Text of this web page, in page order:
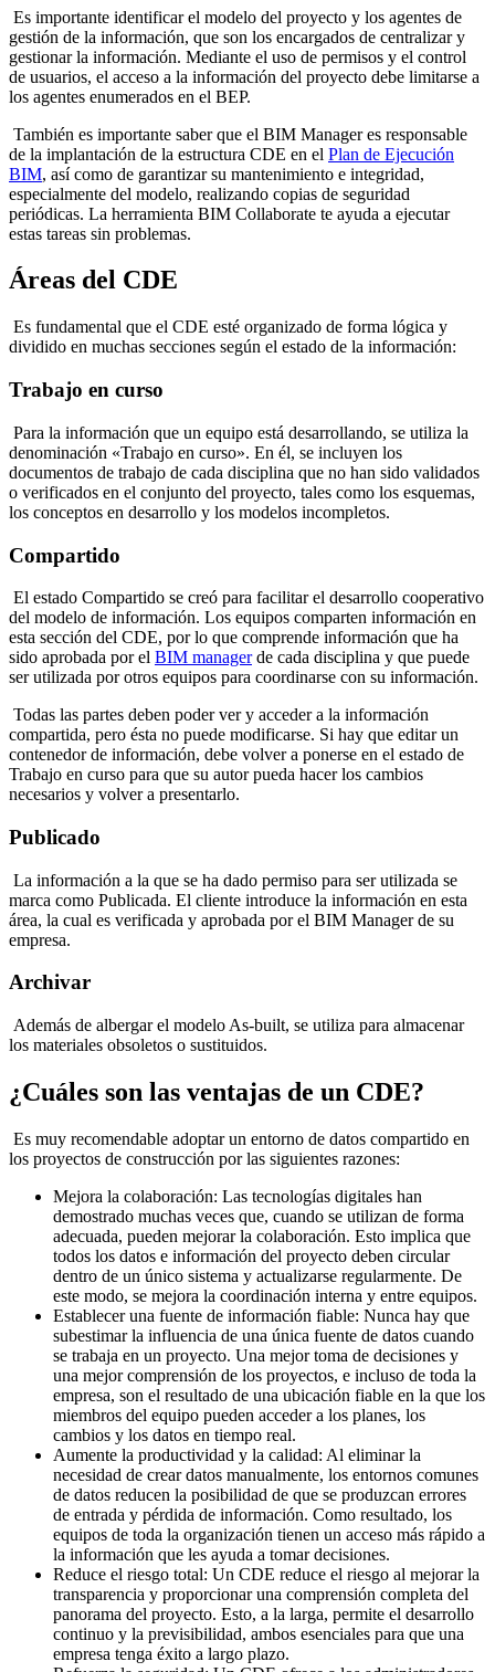
Es importante identificar el modelo del proyecto y los agentes de
gestión de la información, que son los encargados de centralizar y
gestionar la información. Mediante el uso de permisos y el control
de usuarios, el acceso a la información del proyecto debe limitarse a
los agentes enumerados en el BEP.
También es importante saber que el BIM Manager es responsable
de la implantación de la estructura CDE en el Plan de Ejecución
BIM, así como de garantizar su mantenimiento e integridad,
especialmente del modelo, realizando copias de seguridad
periódicas. La herramienta BIM Collaborate te ayuda a ejecutar
estas tareas sin problemas.
Áreas del CDE
Es fundamental que el CDE esté organizado de forma lógica y
dividido en muchas secciones según el estado de la información:
Trabajo en curso
Para la información que un equipo está desarrollando, se utiliza la
denominación «Trabajo en curso». En él, se incluyen los
documentos de trabajo de cada disciplina que no han sido validados
o verificados en el conjunto del proyecto, tales como los esquemas,
los conceptos en desarrollo y los modelos incompletos.
Compartido
El estado Compartido se creó para facilitar el desarrollo cooperativo
del modelo de información. Los equipos comparten información en
esta sección del CDE, por lo que comprende información que ha
sido aprobada por el BIM managerde cada disciplina y que puede
ser utilizada por otros equipos para coordinarse con su información.
Todas las partes deben poder ver y acceder a la información
compartida, pero ésta no puede modificarse. Si hay que editar un
contenedor de información, debe volver a ponerse en el estado de
Trabajo en curso para que su autor pueda hacer los cambios
necesarios y volver a presentarlo.
Publicado
La información a la que se ha dado permiso para ser utilizada se
marca como Publicada. El cliente introduce la información en esta
área, la cual es verificada y aprobada por el BIM Manager de su
empresa.
Archivar
Además de albergar el modelo As-built, se utiliza para almacenar
los materiales obsoletos o sustituidos.
¿Cuáles son las ventajas de un CDE?
Es muy recomendable adoptar un entorno de datos compartido en
los proyectos de construcción por las siguientes razones:
Mejora la colaboración: Las tecnologías digitales han
demostrado muchas veces que, cuando se utilizan de forma
adecuada, pueden mejorar la colaboración. Esto implica que
todos los datos e información del proyecto deben circular
dentro de un único sistema y actualizarse regularmente. De
este modo, se mejora la coordinación interna y entre equipos.
Establecer una fuente de información fiable: Nunca hay que
subestimar la influencia de una única fuente de datos cuando
se trabaja en un proyecto. Una mejor toma de decisiones y
una mejor comprensión de los proyectos, e incluso de toda la
empresa, son el resultado de una ubicación fiable en la que los
miembros del equipo pueden acceder a los planes, los
cambios y los datos en tiempo real.
Aumente la productividad y la calidad: Al eliminar la
necesidad de crear datos manualmente, los entornos comunes
de datos reducen la posibilidad de que se produzcan errores
de entrada y pérdida de información. Como resultado, los
equipos de toda la organización tienen un acceso más rápido a
la información que les ayuda a tomar decisiones.
Reduce el riesgo total: Un CDE reduce el riesgo al mejorar la
transparencia y proporcionar una comprensión completa del
panorama del proyecto. Esto, a la larga, permite el desarrollo
continuo y la previsibilidad, ambos esenciales para que una
empresa tenga éxito a largo plazo.